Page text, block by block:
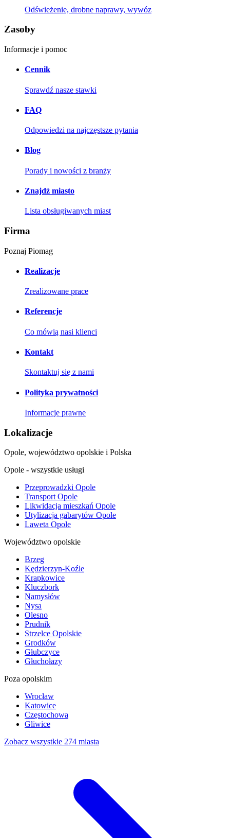
Odświeżenie, drobne naprawy, wywóz
Zasoby
Informacje i pomoc
Cennik
Sprawdź nasze stawki
FAQ
Odpowiedzi na najczęstsze pytania
Blog
Porady i nowości z branży
Znajdź miasto
Lista obsługiwanych miast
Firma
Poznaj Piomag
Realizacje
Zrealizowane prace
Referencje
Co mówią nasi klienci
Kontakt
Skontaktuj się z nami
Polityka prywatności
Informacje prawne
Lokalizacje
Opole, województwo opolskie i Polska
Opole - wszystkie usługi
Przeprowadzki Opole
Transport Opole
Likwidacja mieszkań Opole
Utylizacja gabarytów Opole
Laweta Opole
Województwo opolskie
Brzeg
Kędzierzyn-Koźle
Krapkowice
Kluczbork
Namysłów
Nysa
Olesno
Prudnik
Strzelce Opolskie
Grodków
Głubczyce
Głuchołazy
Poza opolskim
Wrocław
Katowice
Częstochowa
Gliwice
Zobacz wszystkie 274 miasta